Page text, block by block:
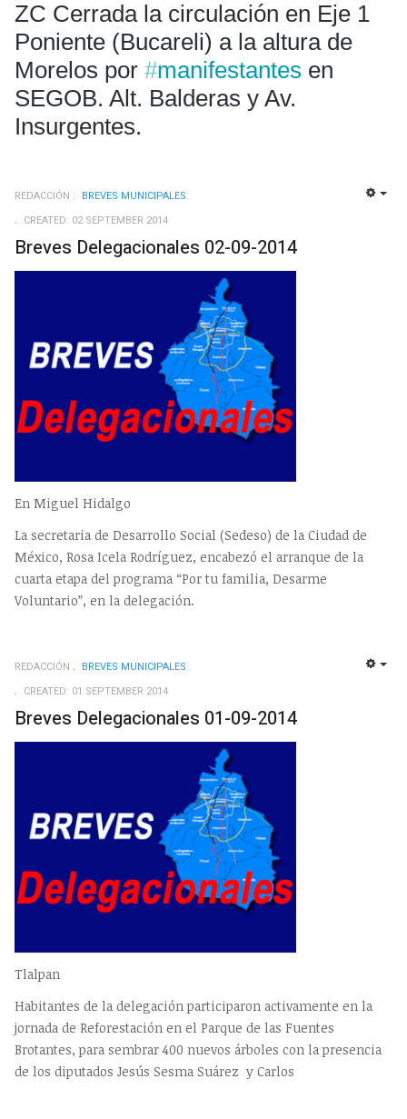
ZC Cerrada la circulación en Eje 1
Poniente (Bucareli) a la altura de
Morelos por #manifestantes en
SEGOB. Alt. Balderas y Av.
Insurgentes.
REDACCIÓN
BREVES MUNICIPALES
CREATED: 02 SEPTEMBER 2014
Breves Delegacionales 02-09-2014
En Miguel Hidalgo
La secretaria de Desarrollo Social (Sedeso) de la Ciudad de
México, Rosa Icela Rodríguez, encabezó el arranque de la
cuarta etapa del programa “Por tu familia, Desarme
Voluntario”, en la delegación.
REDACCIÓN
BREVES MUNICIPALES
CREATED: 01 SEPTEMBER 2014
Breves Delegacionales 01-09-2014
Tlalpan
Habitantes de la delegación participaron activamente en la
jornada de Reforestación en el Parque de las Fuentes
Brotantes, para sembrar 400 nuevos árboles con la presencia
de los diputados Jesús Sesma Suárez y Carlos